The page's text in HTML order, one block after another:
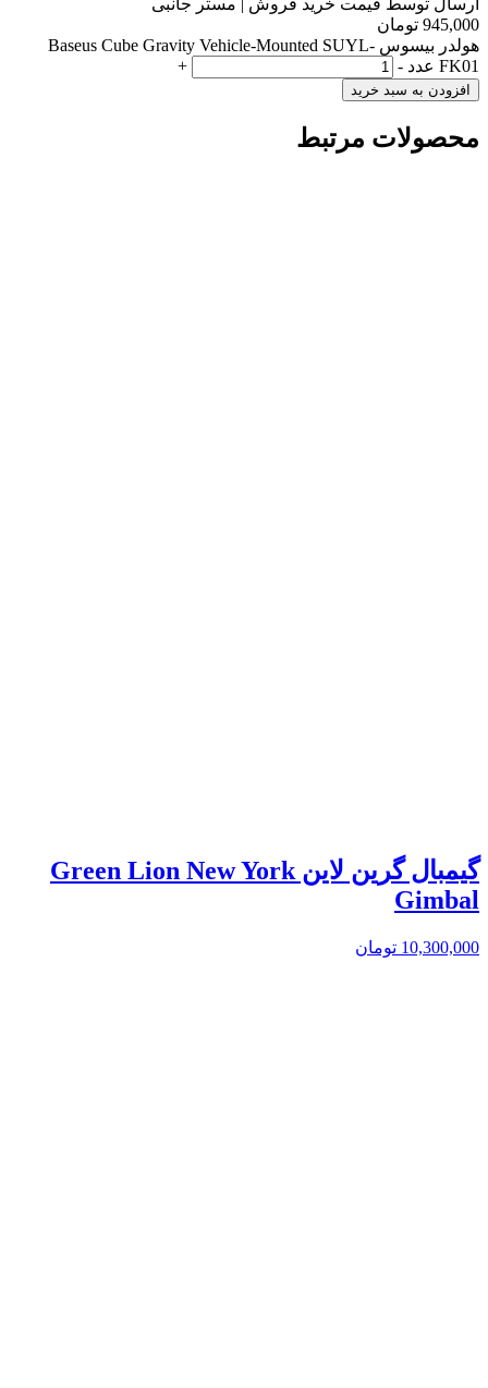
945,000 تومان
هولدر بیسوس Baseus Cube Gravity Vehicle-Mounted SUYL-
FK01 عدد
-
+
افزودن به سبد خرید
محصولات مرتبط
گیمبال گرین لاین Green Lion New York
Gimbal
10,300,000 تومان